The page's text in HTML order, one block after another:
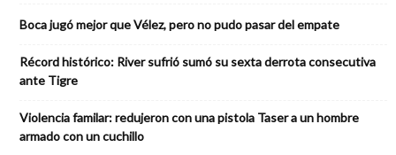
Boca jugó mejor que Vélez, pero no pudo pasar del empate
Récord histórico: River sufrió sumó su sexta derrota consecutiva
ante Tigre
Violencia familar: redujeron con una pistola Taser a un hombre
armado con un cuchillo